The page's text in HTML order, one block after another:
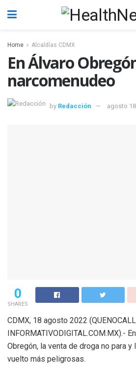
Home Alcaldías CDMX
En Álvaro
narcomenudeo
by Redacción agosto
0
SHARES
CDMX, 18 agosto 2022
INFORMATIVODIGITAL.COM.MX).-
Obregón, la venta de droga no para
vuelto más peligrosas.